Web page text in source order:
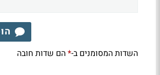
השדות המסומנים ב-*הם שדות חובה